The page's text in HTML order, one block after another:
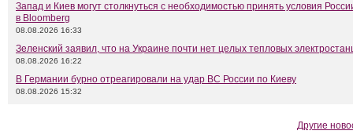
Запад и Киев могут столкнуться с необходимостью принять условия
в Bloomberg
08.08.2026 16:33
Зеленский заявил, что на Украине почти нет целых тепловых
08.08.2026 16:22
В Германии бурно отреагировали на удар ВС России по Киеву
08.08.2026 15:32
Другие